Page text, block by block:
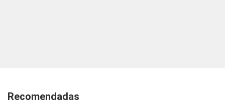
Recomendadas